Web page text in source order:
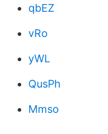
qbEZ
vRo
yWL
QusPh
Mmso